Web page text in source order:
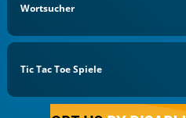
Wortsucher
Tic Tac Toe Spiele